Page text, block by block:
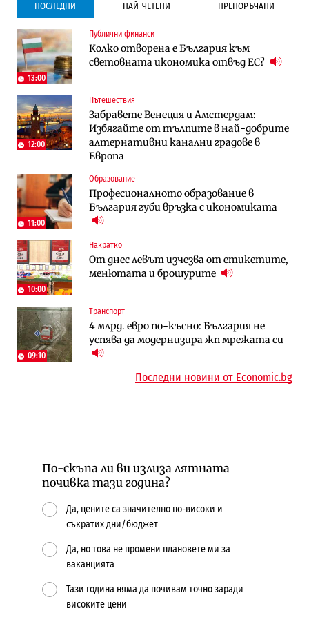
ПОСЛЕДНИ НАЙ-ЧЕТЕНИ ПРЕПОРЪЧАНИ
13:00
Публични финанси
Колко отворена е България към
световната икономика отвъд ЕС?
12:00
Пътешествия
Забравете Венеция и Амстердам:
Избягайте от тълпите в най-добрите
алтернативни канални градове в
Европа
11:00
Образование
Професионалното образование в
България губи връзка с икономиката
10:00
Накратко
От днес левът изчезва от етикетите,
менютата и брошурите
09:10
Транспорт
4 млрд. евро по-късно: България не
успява да модернизира жп мрежата си
Градоустройство
Столична община избра изпълнител за
преместването на трамвайното
Компании
Vivacom предлага над 150 устройства с
90% отстъпка през август
„Ендуросат“ ще строи огромен
космически и отбранителен център в
Доброславци
Държавният ТЕЦ „Марица изток 2“
работи с 5 блока
АЕЦ „Козлодуй“ ще работи само още
няколко седмици, ако сушата продължи
Компании
Vivacom предлага над 150 устройства с
90% отстъпка през август
Градоустройство
Столична община избра изпълнител за
преместването на трамвайното
трасе по бул. „Скобелев“
Държавният ТЕЦ „Марица изток 2“
работи с 5 блока
„Ендуросат“ ще строи огромен
космически и отбранителен център в
Доброславци
Лекарствата за редки болести
попадат в капан на обществените
поръчки?
Последни новини от Economic.bg
По-скъпа ли ви излиза лятната
почивка тази година?
Да, цените са значително по-високи и
съкратих дни/бюджет
Да, но това не промени плановете ми за
ваканцията
Тази година няма да почивам точно заради
високите цени